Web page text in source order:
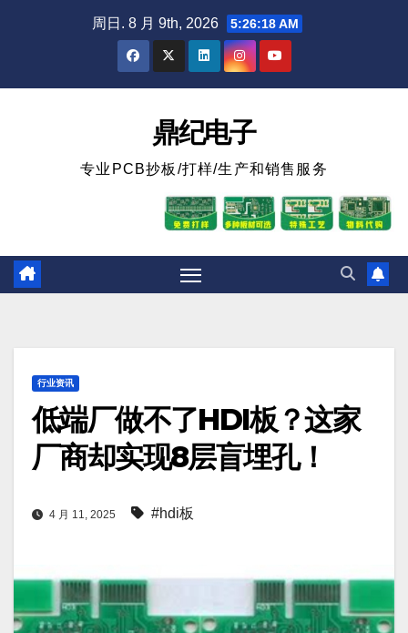
周日. 8 月 9th, 2026 5:26:19 AM
鼎纪电子
专业PCB抄板/打样/生产和销售服务
行业资讯
低端厂做不了HDI板？这家
厂商却实现8层盲埋孔！
4 月 11, 2025 #hdi板